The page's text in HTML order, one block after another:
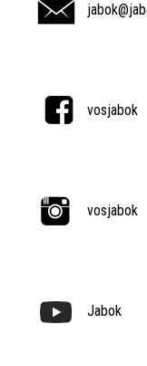
vosjabok
vosjabok
Jabok